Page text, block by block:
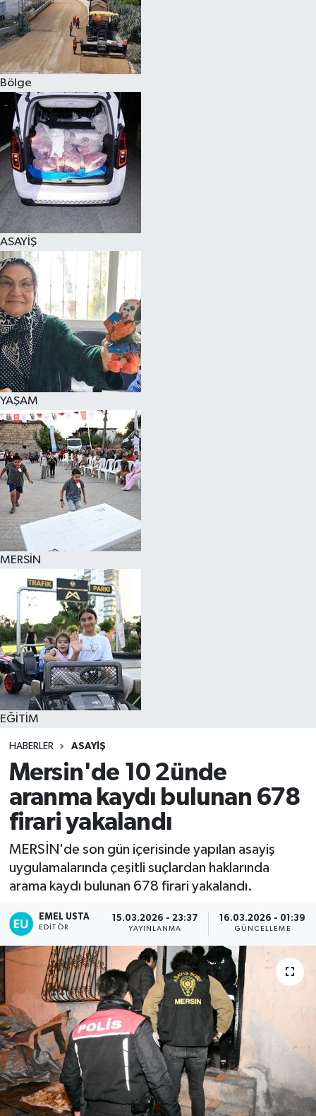
Bölge
ASAYİŞ
YAŞAM
MERSİN
EĞİTİM
HABERLER ASAYİŞ
Mersin'de 10 2ünde
aranma kaydı bulunan 678
firari yakalandı
MERSİN'de son gün içerisinde yapılan asayiş
uygulamalarında çeşitli suçlardan haklarında
arama kaydı bulunan 678 firari yakalandı.
EMEL USTA
EDITÖR
15.03.2026 - 23:37
YAYINLANMA
16.03.2026 - 01:39
GÜNCELLEME